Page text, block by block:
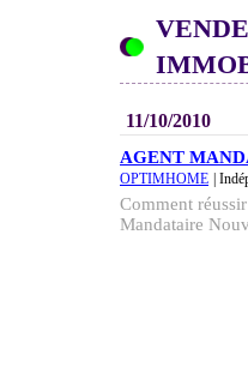
11/10/2010
AGENT
OPTIMHOME |
Comment
Mandataire